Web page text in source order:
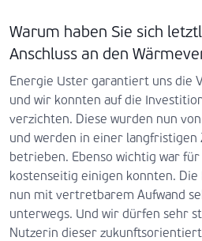
Warum haben Sie sich
Anschluss an den
Energie Uster garantiert uns die
und wir konnten auf die
verzichten. Diese wurden nun
und werden in einer langfristigen
betrieben. Ebenso wichtig war für
kostenseitig einigen konnten. Die
nun mit vertretbarem Aufwand
unterwegs. Und wir dürfen sehr
Nutzerin dieser